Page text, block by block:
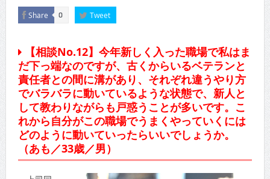
Share 0 Tweet
【相談No.12】今年新しく入った職場で私はま
だ下っ端なのですが、古くからいるベテランと
責任者との間に溝があり、それぞれ違うやり方
でバラバラに動いているような状態で、新人と
して教わりながらも戸惑うことが多いです。こ
れから自分がこの職場でうまくやっていくには
どのように動いていったらいいでしょうか。
（あも／33歳／男）